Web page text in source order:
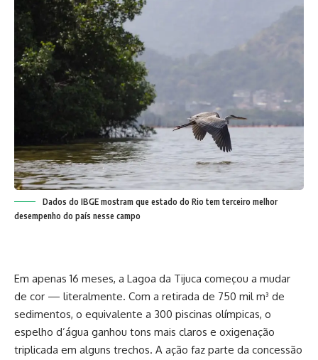
Dados do IBGE mostram que estado do Rio tem terceiro melhor
desempenho do país nesse campo
Em apenas 16 meses, a Lagoa da Tijuca começou a mudar
de cor — literalmente. Com a retirada de 750 mil m³ de
sedimentos, o equivalente a 300 piscinas olímpicas, o
espelho d’água ganhou tons mais claros e oxigenação
triplicada em alguns trechos. A ação faz parte da concessão